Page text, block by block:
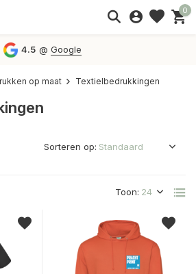
0
4.5 @Google
op maat Textielbedrukkingen
Toon:
Sorteren op: